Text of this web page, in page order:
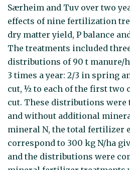
Særheim and Tuv over two
effects of nine fertilization
dry matter yield, P balance
The treatments included
distributions of 90 t manure/
3 times a year: 2/3 in spring
cut, ½ to each of the first two
cut. These distributions were
and without additional
mineral N, the total fertilizer
correspond to 300 kg N/ha
and the distributions were